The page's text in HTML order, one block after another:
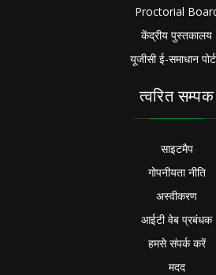
Proctorial
केंद्रीय पुस्तकालय
यूजीसी ई-समाधान
त्वरित सम्पक
साइटमैप
गोपनीयता नीति
अस्वीकरण
आईटी वेब प्रबंधक
हमसे संपर्क करें
मदद